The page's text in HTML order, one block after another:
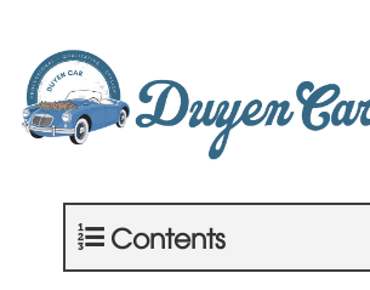
content
Contents